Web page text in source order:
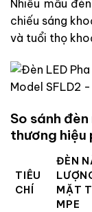
Nhiều mẫu
chiếu sáng
và tuổi thọ
So sánh
thương hiệu
TIÊU
CHÍ
ĐÈN
MẶT
MPE